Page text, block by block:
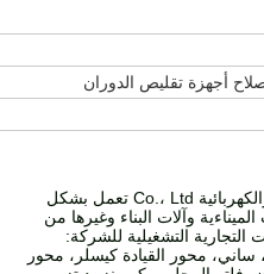
أجهزة تقليص الدوران
شركة Hefei ruihuaxin الميكانيكية والكهربائية Co.، Ltd تعمل بشكل
وآلات البناء وغيرها من
التجارية التشغيلية للشركة:
ساني، محور القيادة كيسلر، محور